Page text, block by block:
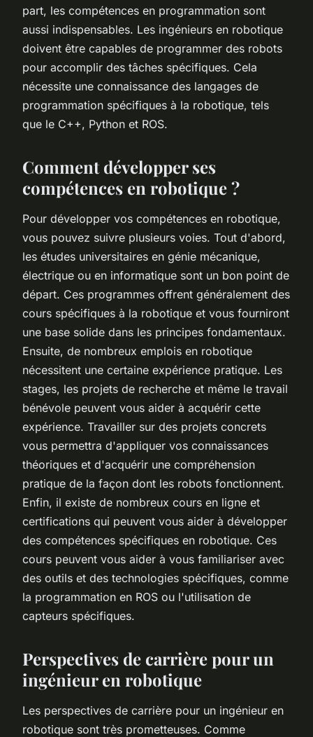
part, les compétences en programmation sont
aussi indispensables. Les ingénieurs en robotique
doivent être capables de programmer des robots
pour accomplir des tâches spécifiques. Cela
nécessite une connaissance des langages de
programmation spécifiques à la robotique, tels
que le C++, Python et ROS.
Comment développer ses
compétences en robotique ?
Pour développer vos compétences en robotique,
vous pouvez suivre plusieurs voies. Tout d'abord,
les études universitaires en génie mécanique,
électrique ou en informatique sont un bon point de
départ. Ces programmes offrent généralement des
cours spécifiques à la robotique et vous fourniront
une base solide dans les principes fondamentaux.
Ensuite, de nombreux emplois en robotique
nécessitent une certaine expérience pratique. Les
stages, les projets de recherche et même le travail
bénévole peuvent vous aider à acquérir cette
expérience. Travailler sur des projets concrets
vous permettra d'appliquer vos connaissances
théoriques et d'acquérir une compréhension
pratique de la façon dont les robots fonctionnent.
Enfin, il existe de nombreux cours en ligne et
certifications qui peuvent vous aider à développer
des compétences spécifiques en robotique. Ces
cours peuvent vous aider à vous familiariser avec
des outils et des technologies spécifiques, comme
la programmation en ROS ou l'utilisation de
capteurs spécifiques.
Perspectives de carrière pour un
ingénieur en robotique
Les perspectives de carrière pour un ingénieur en
robotique sont très prometteuses. Comme